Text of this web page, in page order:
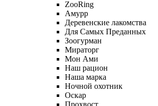
ZooRing
Амурр
Деревенские лакомства
Для Самых Преданных
Зоогурман
Мираторг
Мон Ами
Наш рацион
Наша марка
Ночной охотник
Оскар
Прохвост